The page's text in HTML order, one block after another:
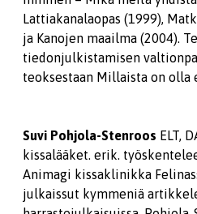
Lattiakanalaopas (1999),
ja Kanojen maailma (2004).
tiedonjulkistamisen
teoksestaan Millaista on olla
Suvi Pohjola-Stenroos ELT,
kissalääket. erik.
Animagi kissaklinikka
julkaissut kymmeniä